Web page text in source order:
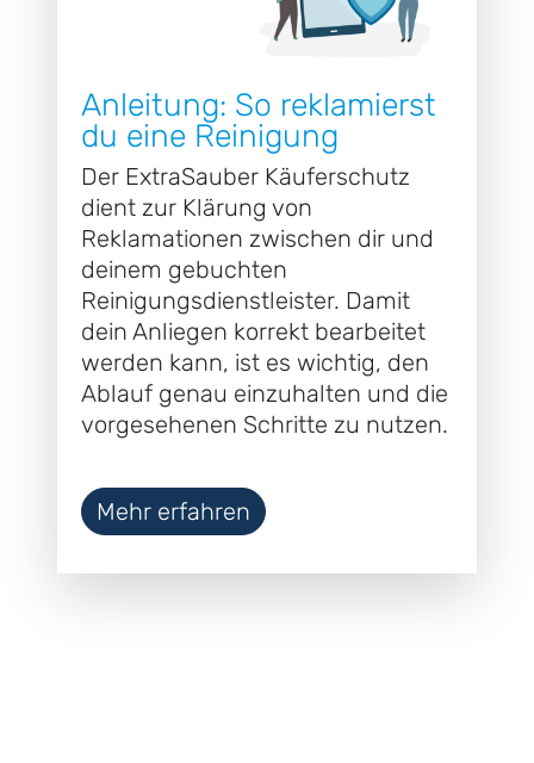
Anleitung: So reklamierst
du eine Reinigung
Der ExtraSauber Käuferschutz
dient zur Klärung von
Reklamationen zwischen dir und
deinem gebuchten
Reinigungsdienstleister. Damit
dein Anliegen korrekt bearbeitet
werden kann, ist es wichtig, den
Ablauf genau einzuhalten und die
vorgesehenen Schritte zu nutzen.
Mehr erfahren